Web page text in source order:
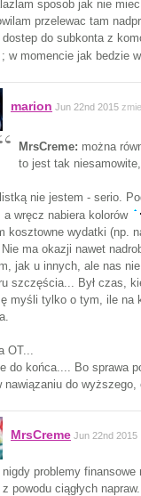
sposob jak nie
przelewac tam
dostep do subkonta z
w momencie jak bedzie
marion Jun 22nd 2015
MrsCreme: można
to jest tak
nie jestem - serio.
a wręcz nabiera kolorów
kosztowne wydatki (np.
Nie ma okazji nawet
jak u innych, ale nas
szczęścia... Był czas,
myśli tylko o tym, ile na
OT...
do końca.... Bo sprawa
nawiązaniu do
MrsCreme Jun 22nd 2015
nigdy problemy
z powodu ciągłych